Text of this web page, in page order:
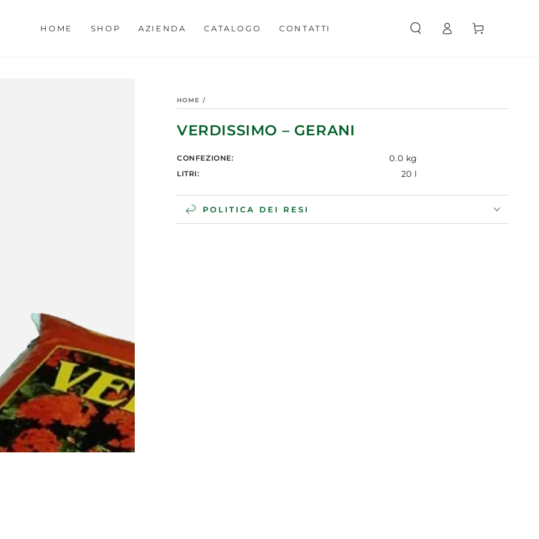
HOME SHOP AZIENDA CATALOGO CONTATTI Accesso Carello
HOME /
VERDISSIMO – GERANI
CONFEZIONE: 0.0 kg
LITRI: 20 l
POLITICA DEI RESI